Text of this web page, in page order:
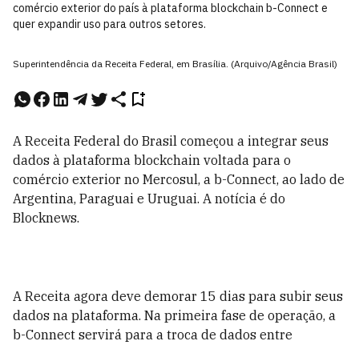
comércio exterior do país à plataforma blockchain b-Connect e
quer expandir uso para outros setores.
Superintendência da Receita Federal, em Brasília. (Arquivo/Agência Brasil)
A Receita Federal do Brasil começou a integrar seus
dados à plataforma blockchain voltada para o
comércio exterior no Mercosul, a b-Connect, ao lado de
Argentina, Paraguai e Uruguai. A notícia é do
Blocknews.
A Receita agora deve demorar 15 dias para subir seus
dados na plataforma. Na primeira fase de operação, a
b-Connect servirá para a troca de dados entre